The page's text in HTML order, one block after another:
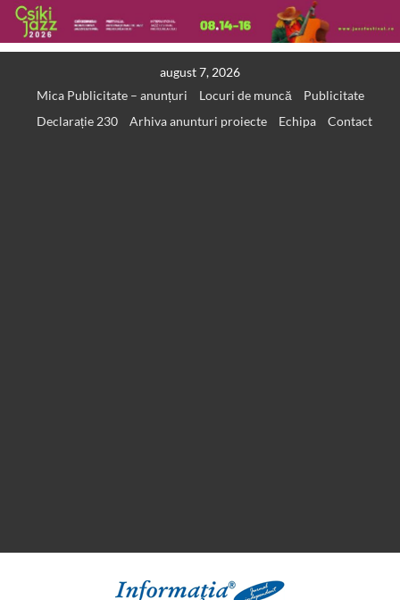
august 7, 2026
Mica Publicitate – anunțuri
Locuri de muncă
Publicitate
Declarație 230
Arhiva anunturi proiecte Echipa Contact